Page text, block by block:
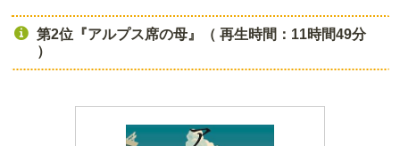
第2位『アルプス席の母』（ 再生時間：11時間49分
）